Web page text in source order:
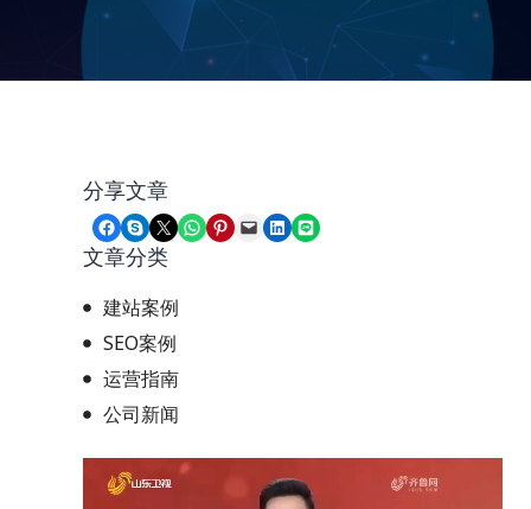
分享文章
Share on Facebook
Share on Skype
Share on X Share on WhatsApp
Share on Pinterest
Email this PageShare on LinkedIn
Share on LINE
文章分类
建站案例
SEO案例
运营指南
公司新闻